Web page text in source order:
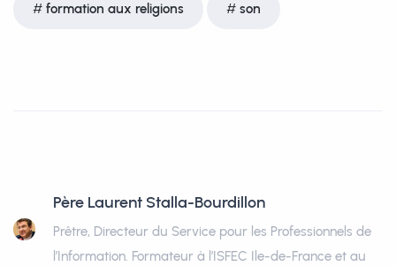
formation aux religions son
Père Laurent Stalla-Bourdillon
Prêtre, Directeur du Service pour les Professionnels de
l’Information. Formateur à l’ISFEC Ile-de-France et au